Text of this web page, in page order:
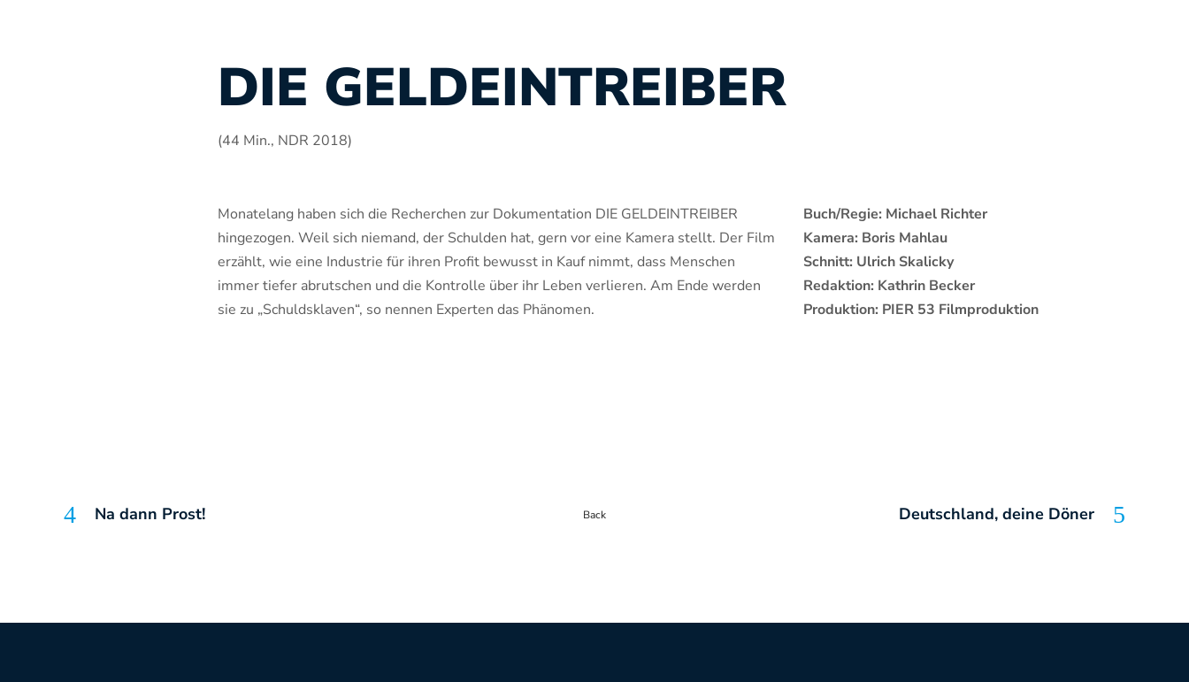
DIE GELDEINTREIBER
(44 Min., NDR 2018)
Monatelang haben sich die Recherchen zur Dokumentation DIE GELDEINTREIBER
hingezogen. Weil sich niemand, der Schulden hat, gern vor eine Kamera stellt. Der Film
erzählt, wie eine Industrie für ihren Profit bewusst in Kauf nimmt, dass Menschen
immer tiefer abrutschen und die Kontrolle über ihr Leben verlieren. Am Ende werden
sie zu „Schuldsklaven“, so nennen Experten das Phänomen.
Buch/Regie: Michael Richter
Kamera: Boris Mahlau
Schnitt: Ulrich Skalicky
Redaktion: Kathrin Becker
Produktion: PIER 53 Filmproduktion
Na dann Prost! Back Deutschland, deine Döner